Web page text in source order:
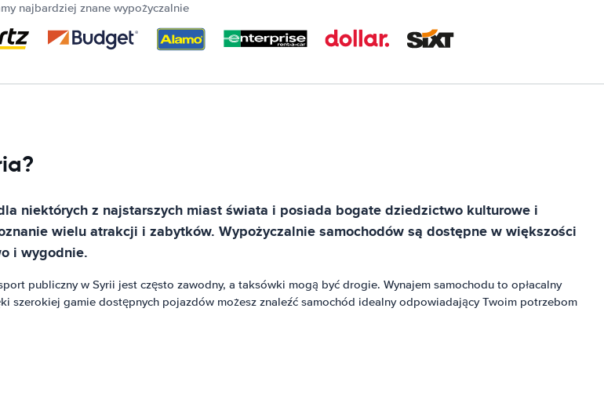
najbardziej znane wypożyczalnie
niektórych z najstarszych miast świata i posiada bogate dziedzictwo kulturowe i
wielu atrakcji i zabytków. Wypożyczalnie samochodów są dostępne w większości
i wygodnie.
publiczny w Syrii jest często zawodny, a taksówki mogą być drogie. Wynajem samochodu to opłacalny
szerokiej gamie dostępnych pojazdów możesz znaleźć samochód idealny odpowiadający Twoim potrzebom